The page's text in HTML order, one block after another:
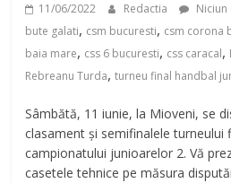
11/06/2022 Redactia
bute galati, csm bucuresti, csm corona
baia mare, css 6 bucuresti, css caracal,
Rebreanu Turda,turneu final handbal
Sâmbătă, 11 iunie, la Mioveni, se
clasament și semifinalele turneului
campionatului junioarelor 2. Vă
casetele tehnice pe măsura